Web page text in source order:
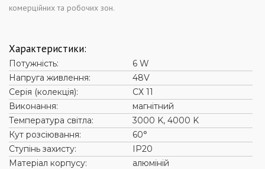
комерційних та робочих зон.
Характеристики:
Потужність:
6 W
Напруга живлення:
48V
Серія (колекція):
СХ 11
Виконання:
магнітний
Температура світла:
3000 K, 4000 K
Кут розсіювання:
60°
Ступінь захисту:
ІР20
Матеріал корпусу:
алюміній